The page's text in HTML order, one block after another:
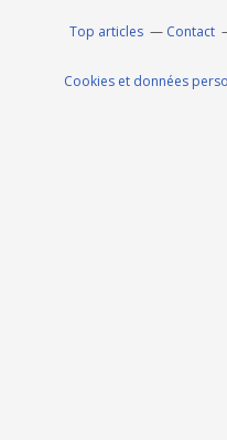
Top articles Contact
Cookies et données